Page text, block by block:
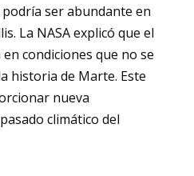
ser abundante en
La NASA explicó que el
condiciones que no se
historia de Marte. Este
nueva
climático del